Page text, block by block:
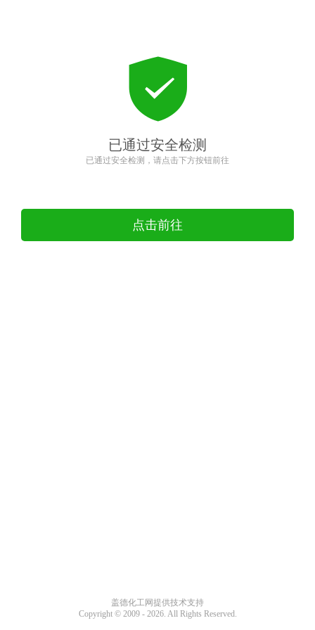
已通过安全检测
已通过安全检测，请点击下方按钮前往
点击前往
盖德化工网提供技术支持
Copyright © 2009 - 2026. All Rights Reserved.